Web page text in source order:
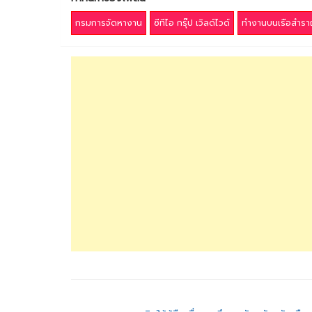
กรมการจัดหางาน ซีทีไอ กรุ๊ป เวิลด์ไวด์ ทำงานบนเรือสำร